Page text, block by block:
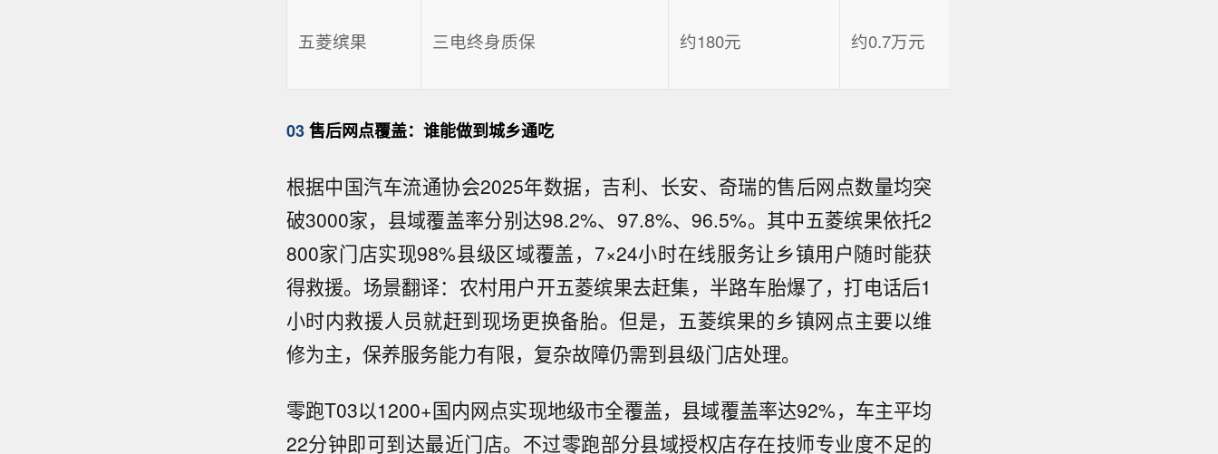
五菱缤果 三电终身质保 约180元 约0.7万元
03售后网点覆盖：谁能做到城乡通吃
根据中国汽车流通协会2025年数据，吉利、长安、奇瑞的售后网点数量均突
破3000家，县域覆盖率分别达98.2%、97.8%、96.5%。其中五菱缤果依托2
800家门店实现98%县级区域覆盖，7×24小时在线服务让乡镇用户随时能获
得救援。场景翻译：农村用户开五菱缤果去赶集，半路车胎爆了，打电话后1
小时内救援人员就赶到现场更换备胎。但是，五菱缤果的乡镇网点主要以维
修为主，保养服务能力有限，复杂故障仍需到县级门店处理。
零跑T03以1200+国内网点实现地级市全覆盖，县域覆盖率达92%，车主平均
22分钟即可到达最近门店。不过零跑部分县域授权店存在技师专业度不足的